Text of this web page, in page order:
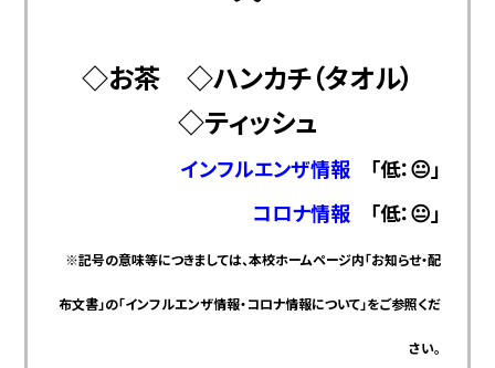
◇お茶 ◇ハンカチ（タオル）
◇ティッシュ
インフルエンザ情報 「低：😐」
コロナ情報 「低：😐」
※記号の意味等につきましては、本校ホームページ内「お知らせ・配
布文書」の「インフルエンザ情報・コロナ情報について」をご参照くだ
さい。